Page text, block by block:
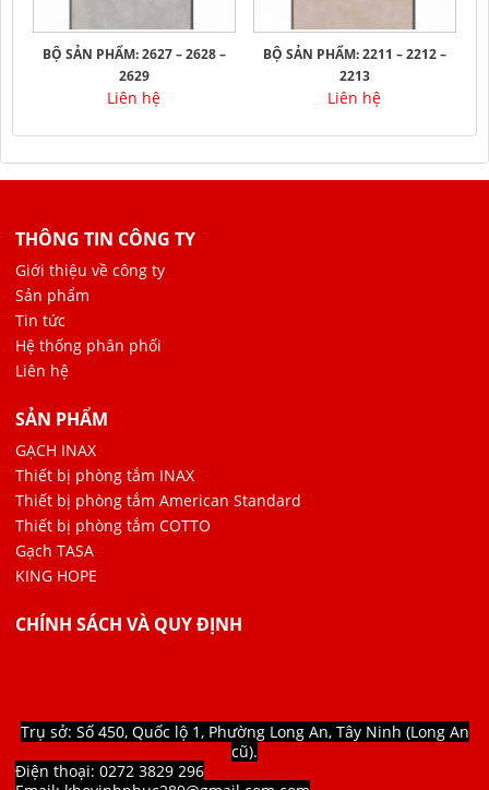
BỘ SẢN PHẨM: 2627 – 2628 –
2629
Liên hệ
BỘ SẢN PHẨM: 2211 – 2212 –
2213
Liên hệ
THÔNG TIN CÔNG TY
Giới thiệu về công ty
Sản phẩm
Tin tức
Hệ thống phân phối
Liên hệ
SẢN PHẨM
GẠCH INAX
Thiết bị phòng tắm INAX
Thiết bị phòng tắm American Standard
Thiết bị phòng tắm COTTO
Gạch TASA
KING HOPE
CHÍNH SÁCH VÀ QUY ĐỊNH
Trụ sở: Số 450, Quốc lộ 1, Phường Long An, Tây Ninh (Long An
cũ).
Điện thoại: 0272 3829 296